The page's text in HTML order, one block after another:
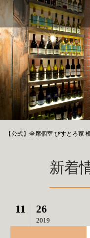
【公式】全席個室 びすとろ家
新着
11 26
2019